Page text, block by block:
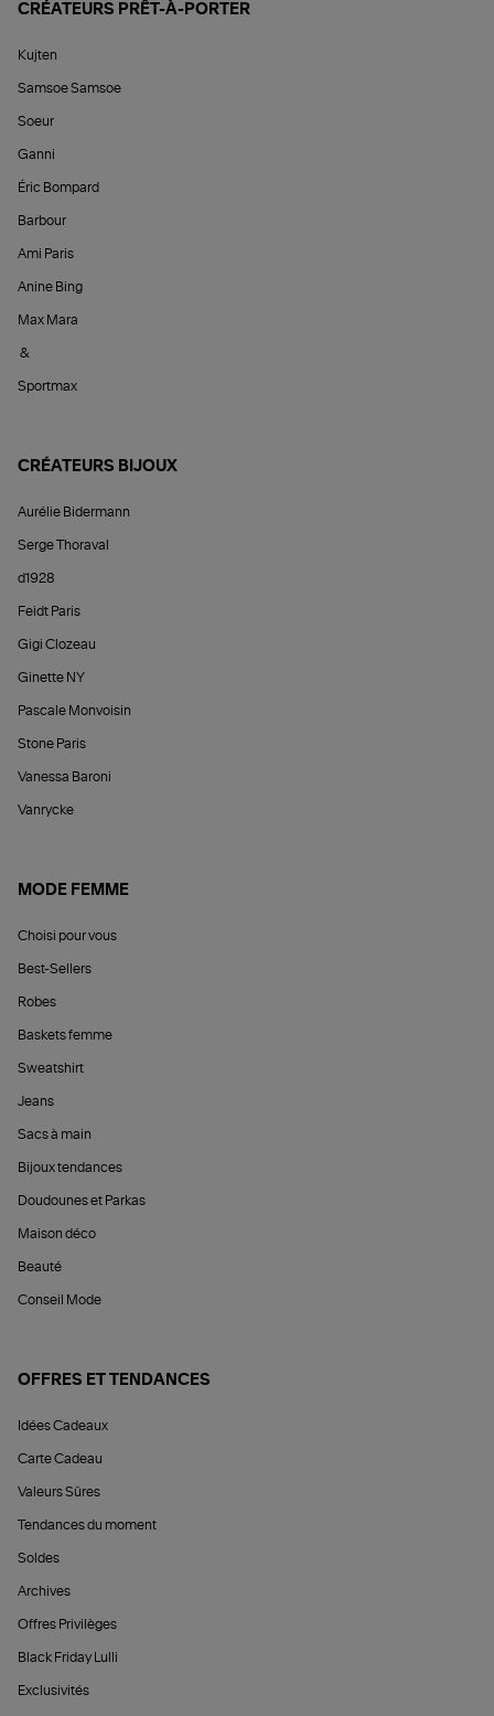
CRÉATEURS PRÊT-À-PORTER
Kujten
Samsoe Samsoe
Soeur
Ganni
Éric Bompard
Barbour
Ami Paris
Anine Bing
Max Mara
&
Sportmax
CRÉATEURS BIJOUX
Aurélie Bidermann
Serge Thoraval
d1928
Feidt Paris
Gigi Clozeau
Ginette NY
Pascale Monvoisin
Stone Paris
Vanessa Baroni
Vanrycke
MODE FEMME
Choisi pour vous
Best-Sellers
Robes
Baskets femme
Sweatshirt
Jeans
Sacs à main
Bijoux tendances
Doudounes et Parkas
Maison déco
Beauté
Conseil Mode
OFFRES ET TENDANCES
Idées Cadeaux
Carte Cadeau
Valeurs Sûres
Tendances du moment
Soldes
Archives
Offres Privilèges
Black Friday Lulli
Exclusivités